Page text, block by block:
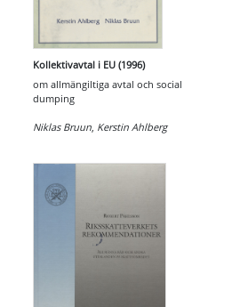
Kollektivavtal i EU (1996)
om allmängiltiga avtal och social
dumping
Niklas Bruun, Kerstin Ahlberg